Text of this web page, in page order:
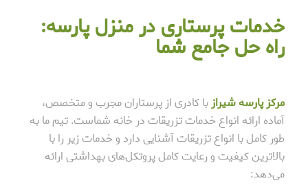
خدمات پرستاری در منزل پارسه:
راه حل جامع شما
مرکز پارسه شیرازبا کادری از پرستاران مجرب و متخصص،
آماده ارائه انواع خدمات تزریقات در خانه شماست. تیم ما به
طور کامل با انواع تزریقات آشنایی دارد و خدمات زیر را با
بالاترین کیفیت و رعایت کامل پروتکل‌های بهداشتی ارائه
می‌دهد: